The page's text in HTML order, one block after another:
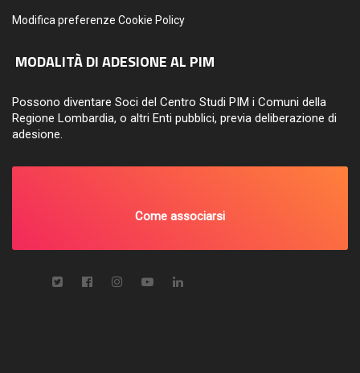
Modifica preferenze Cookie Policy
MODALITÀ DI ADESIONE AL PIM
Possono diventare Soci del Centro Studi PIM i Comuni della
Regione Lombardia, o altri Enti pubblici, previa deliberazione di
adesione.
Come associarsi